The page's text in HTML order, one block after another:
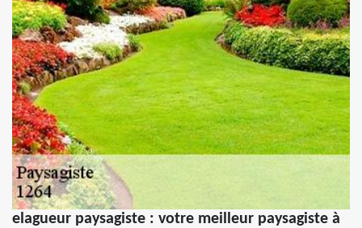
elagueur paysagiste : votre meilleur paysagiste à